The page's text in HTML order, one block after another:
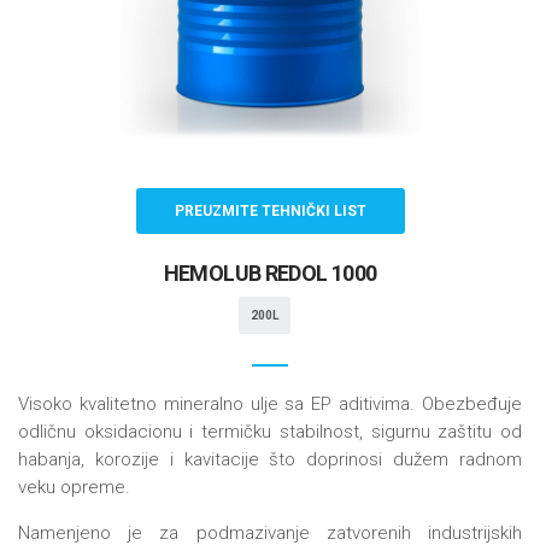
PREUZMITE TEHNIČKI LIST
HEMOLUB REDOL 1000
200L
Visoko kvalitetno mineralno ulje sa EP aditivima. Obezbeđuje
odličnu oksidacionu i termičku stabilnost, sigurnu zaštitu od
habanja, korozije i kavitacije što doprinosi dužem radnom
veku opreme.
Namenjeno je za podmazivanje zatvorenih industrijskih